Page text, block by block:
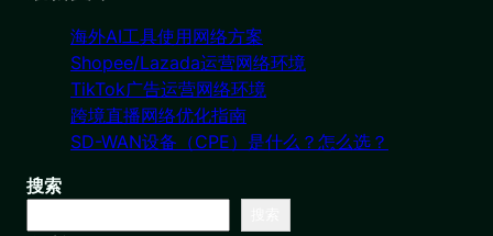
海外AI工具使用网络方案
Shopee/Lazada运营网络环境
TikTok广告运营网络环境
跨境直播网络优化指南
SD-WAN设备（CPE）是什么？怎么选？
搜索